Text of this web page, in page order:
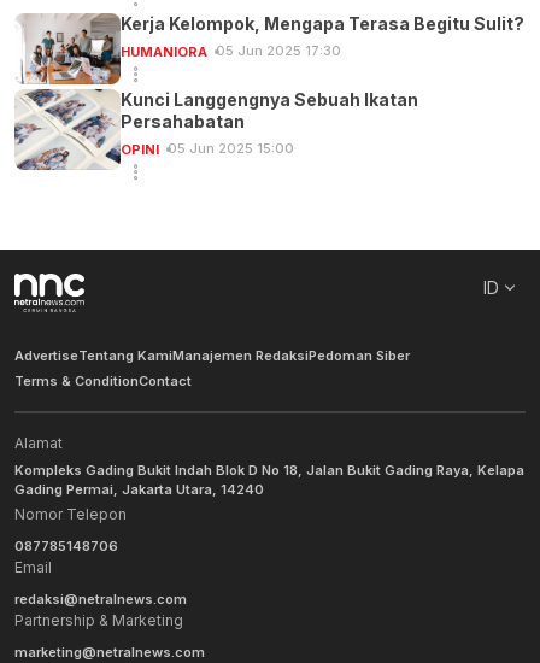
Kerja Kelompok, Mengapa Terasa Begitu Sulit?
HUMANIORA 05 Jun 2025 17:30
Kunci Langgengnya Sebuah Ikatan
Persahabatan
OPINI 05 Jun 2025 15:00
ID
AdvertiseTentang KamiManajemen RedaksiPedoman Siber
Terms & ConditionContact
Alamat
Kompleks Gading Bukit Indah Blok D No 18, Jalan Bukit Gading Raya, Kelapa
Gading Permai, Jakarta Utara, 14240
Nomor Telepon
087785148706
Email
redaksi@netralnews.com
Partnership & Marketing
marketing@netralnews.com